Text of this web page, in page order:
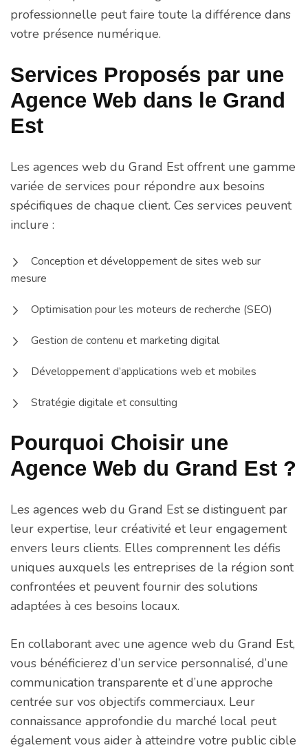
professionnelle peut faire toute la différence dans
votre présence numérique.
Services Proposés par une
Agence Web dans le Grand
Est
Les agences web du Grand Est offrent une gamme
variée de services pour répondre aux besoins
spécifiques de chaque client. Ces services peuvent
inclure :
Conception et développement de sites web sur
mesure
Optimisation pour les moteurs de recherche (SEO)
Gestion de contenu et marketing digital
Développement d’applications web et mobiles
Stratégie digitale et consulting
Pourquoi Choisir une
Agence Web du Grand Est ?
Les agences web du Grand Est se distinguent par
leur expertise, leur créativité et leur engagement
envers leurs clients. Elles comprennent les défis
uniques auxquels les entreprises de la région sont
confrontées et peuvent fournir des solutions
adaptées à ces besoins locaux.
En collaborant avec une agence web du Grand Est,
vous bénéficierez d’un service personnalisé, d’une
communication transparente et d’une approche
centrée sur vos objectifs commerciaux. Leur
connaissance approfondie du marché local peut
également vous aider à atteindre votre public cible